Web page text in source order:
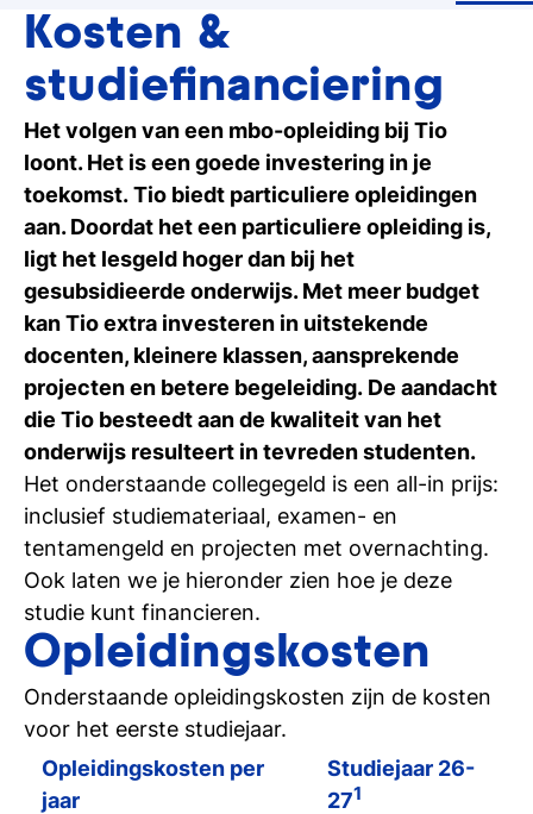
Ontdek Tio's opleidingen op de open dag
Meelopen/Proefstuderen
Ontdek hoe het is om student bij Tio te
zijn
Persoonlijk gesprek
Stel al jouw vragen in een 1-op-1-gesprek
Inschrijven studie
Weet je het al? Schrijf je dan in bij Tio
Kosten &
studiefinanciering
Het volgen van een mbo-opleiding bij Tio
loont. Het is een goede investering in je
toekomst. Tio biedt particuliere opleidingen
aan. Doordat het een particuliere opleiding is,
ligt het lesgeld hoger dan bij het
gesubsidieerde onderwijs. Met meer budget
kan Tio extra investeren in uitstekende
docenten, kleinere klassen, aansprekende
projecten en betere begeleiding. De aandacht
die Tio besteedt aan de kwaliteit van het
onderwijs resulteert in tevreden studenten.
Het onderstaande collegegeld is een all-in prijs:
inclusief studiemateriaal, examen- en
tentamengeld en projecten met overnachting.
Ook laten we je hieronder zien hoe je deze
studie kunt financieren.
Opleidingskosten
Onderstaande opleidingskosten zijn de kosten
voor het eerste studiejaar.
Opleidingskosten per
jaar
Studiejaar 26-
271